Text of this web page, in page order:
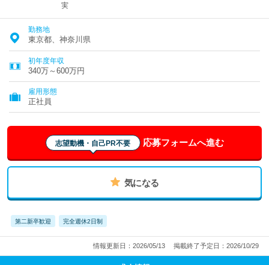
実
勤務地
東京都、神奈川県
初年度年収
340万～600万円
雇用形態
正社員
志望動機・自己PR不要 応募フォームへ進む
気になる
第二新卒歓迎 完全週休2日制
情報更新日：2026/05/13 掲載終了予定日：2026/10/29